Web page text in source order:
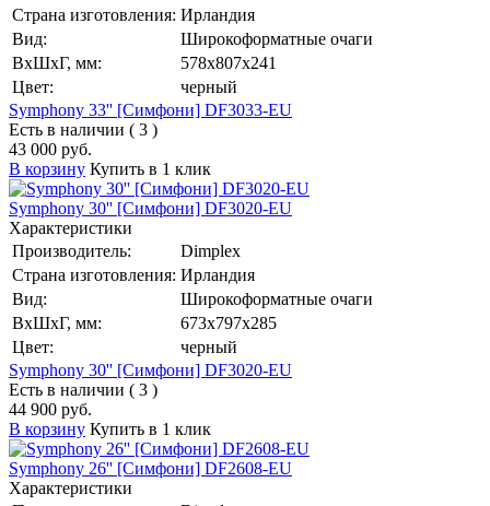
Страна изготовления: Ирландия
Вид:
Широкоформатные очаги
ВхШхГ, мм:
578х807х241
Цвет:
черный
Symphony 33'' [Симфони] DF3033-EU
Есть в наличии ( 3 )
43 000 руб.
В корзину Купить в 1 клик
Symphony 30'' [Симфони] DF3020-EU
Характеристики
Производитель:
Dimplex
Страна изготовления: Ирландия
Вид:
Широкоформатные очаги
ВхШхГ, мм:
673х797х285
Цвет:
черный
Symphony 30'' [Симфони] DF3020-EU
Есть в наличии ( 3 )
44 900 руб.
В корзину Купить в 1 клик
Symphony 26'' [Симфони] DF2608-EU
Характеристики